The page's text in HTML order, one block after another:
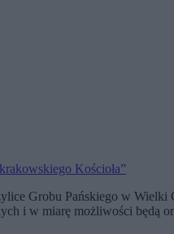
Kościoła”
Grobu Pańskiego w Wielki
i w miarę możliwości będą